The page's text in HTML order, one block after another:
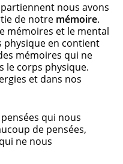
nous avons
de notre mémoire.
mémoires et le mental
physique en contient
mémoires qui ne
le corps physique.
et dans nos
qui nous
de pensées,
ne nous